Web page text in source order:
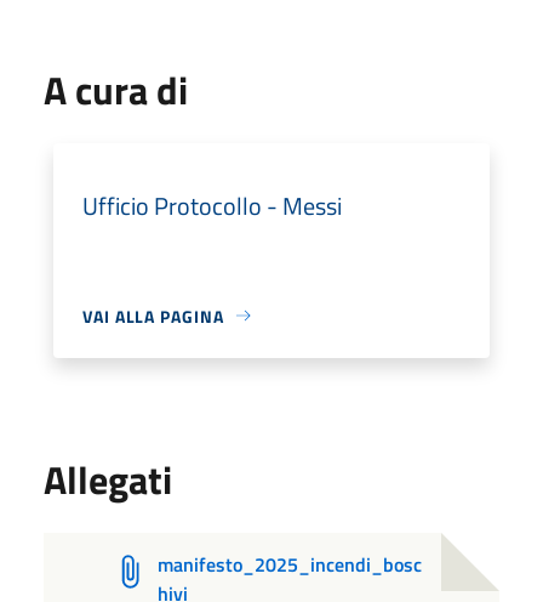
A cura di
Ufficio Protocollo - Messi
VAI ALLA PAGINA
Allegati
manifesto_2025_incendi_bosc
hivi